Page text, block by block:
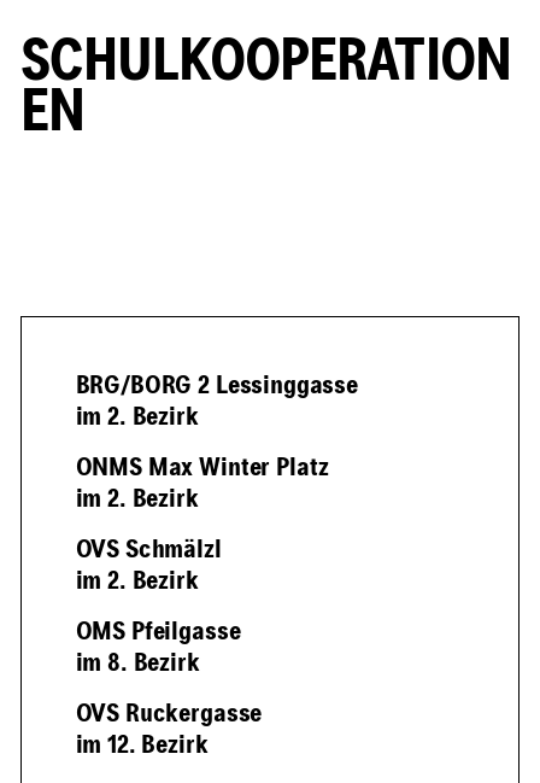
SCHULKOOPERATION
EN
BRG/BORG 2 Lessinggasse
im 2. Bezirk
ONMS Max Winter Platz
im 2. Bezirk
OVS Schmälzl
im 2. Bezirk
OMS Pfeilgasse
im 8. Bezirk
OVS Ruckergasse
im 12. Bezirk